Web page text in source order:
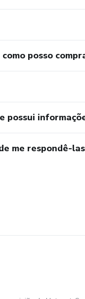
posso
possui
me respondê-